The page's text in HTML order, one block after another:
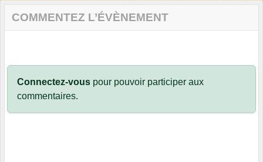
COMMENTEZ L’ÉVÈNEMENT
Connectez-vous pour pouvoir participer aux
commentaires.